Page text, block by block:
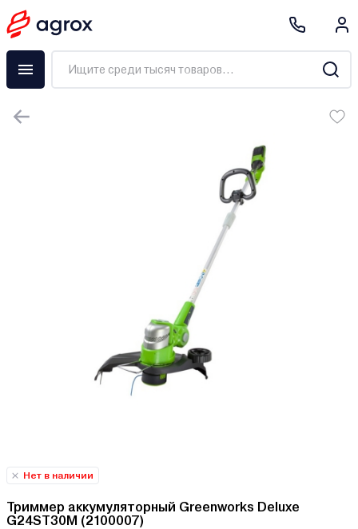
Нет в наличии
Триммер аккумуляторный Greenworks Deluxe
G24ST30M (2100007)